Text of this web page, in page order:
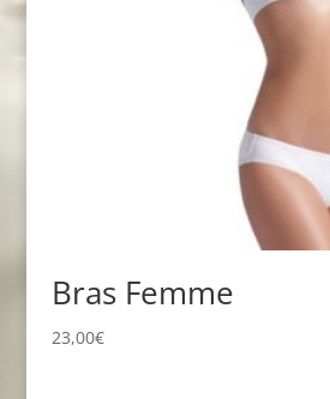
Bras Femme
23,00€